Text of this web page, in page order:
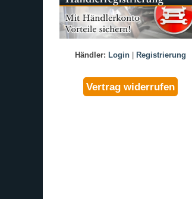
Händler: Login| Registrierung